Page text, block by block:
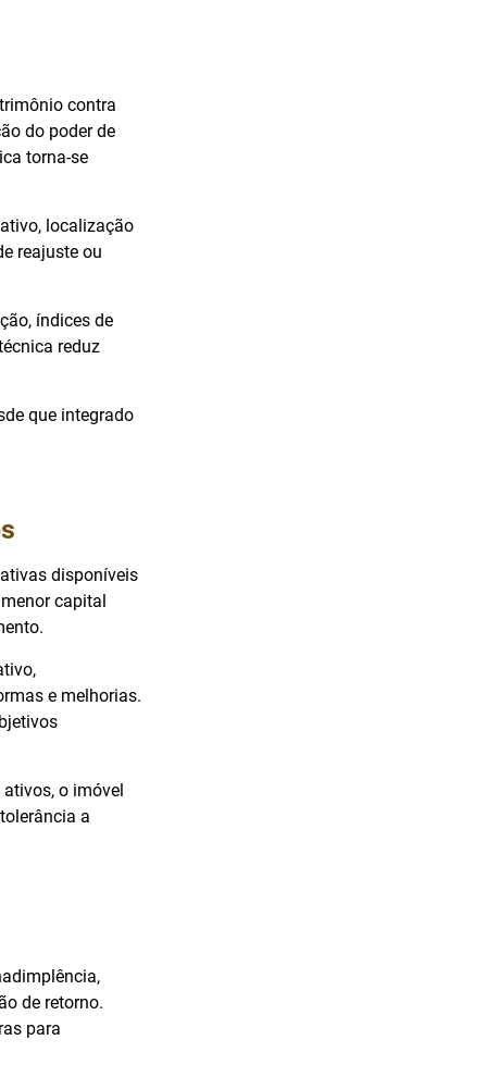
contra
do poder de
torna-se
localização
reajuste ou
índices de
reduz
que integrado
disponíveis
capital
e melhorias.
o imóvel
a
de retorno.
para